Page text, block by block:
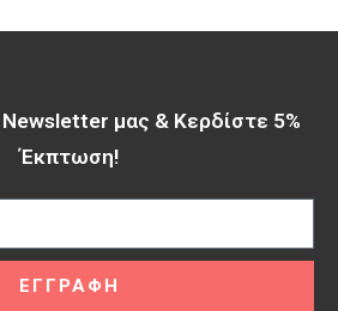
μας & Κερδίστε 5%
Έκπτωση!​
ΕΓΓΡΑΦΗ